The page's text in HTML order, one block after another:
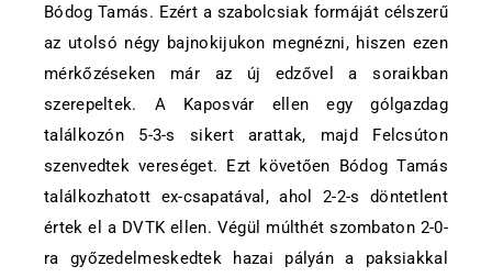
Bódog Tamás. Ezért a szabolcsiak formáját célszerű
az utolsó négy bajnokijukon megnézni, hiszen ezen
mérkőzéseken már az új edzővel a soraikban
szerepeltek. A Kaposvár ellen egy gólgazdag
találkozón 5-3-s sikert arattak, majd Felcsúton
szenvedtek vereséget. Ezt követően Bódog Tamás
találkozhatott ex-csapatával, ahol 2-2-s döntetlent
értek el a DVTK ellen. Végül múlthét szombaton 2-0-
ra győzedelmeskedtek hazai pályán a paksiakkal